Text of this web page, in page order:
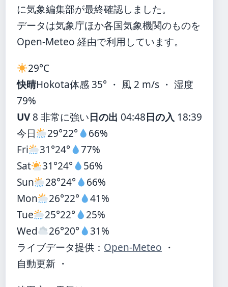
に気象編集部が最終確認しました。
データは気象庁ほか各国気象機関のものを
Open-Meteo 経由で利用しています。
29°C
快晴Hokota体感 35° ・ 風 2 m/s ・ 湿度
79%
UV8 非常に強い日の出 04:48日の入 18:39
今日
29°22°
66%
Fri
31°24°
77%
Sat
31°24°
56%
Sun
28°24°
66%
Mon
26°22°
41%
Tue
25°22°
25%
Wed
26°20°
31%
ライブデータ提供： Open-Meteo ・
自動更新 ・